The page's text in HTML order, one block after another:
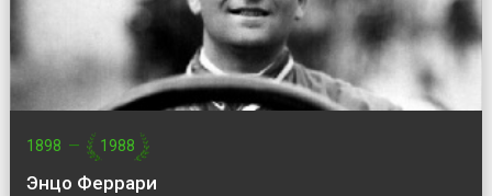
1898 — 1988
Энцо Феррари